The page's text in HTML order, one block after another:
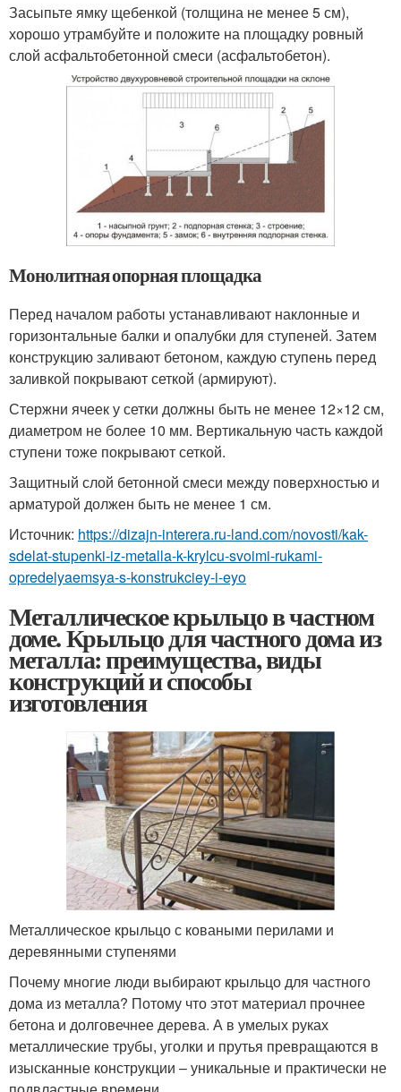
Засыпьте ямку щебенкой (толщина не менее 5 см),
хорошо утрамбуйте и положите на площадку ровный
слой асфальтобетонной смеси (асфальтобетон).
Монолитная опорная площадка
Перед началом работы устанавливают наклонные и
горизонтальные балки и опалубки для ступеней. Затем
конструкцию заливают бетоном, каждую ступень перед
заливкой покрывают сеткой (армируют).
Стержни ячеек у сетки должны быть не менее 12×12 см,
диаметром не более 10 мм. Вертикальную часть каждой
ступени тоже покрывают сеткой.
Защитный слой бетонной смеси между поверхностью и
арматурой должен быть не менее 1 см.
Источник: https://dizajn-interera.ru-land.com/novosti/kak-
sdelat-stupenki-iz-metalla-k-krylcu-svoimi-rukami-
opredelyaemsya-s-konstrukciey-i-eyo
Металлическое крыльцо в частном
доме. Крыльцо для частного дома из
металла: преимущества, виды
конструкций и способы
изготовления
Металлическое крыльцо с коваными перилами и
деревянными ступенями
Почему многие люди выбирают крыльцо для частного
дома из металла? Потому что этот материал прочнее
бетона и долговечнее дерева. А в умелых руках
металлические трубы, уголки и прутья превращаются в
изысканные конструкции – уникальные и практически не